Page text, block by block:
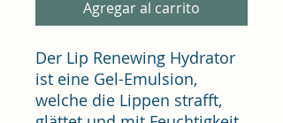
Agregar al carrito
Der Lip Renewing Hydrator
ist eine Gel-Emulsion,
welche die Lippen strafft,